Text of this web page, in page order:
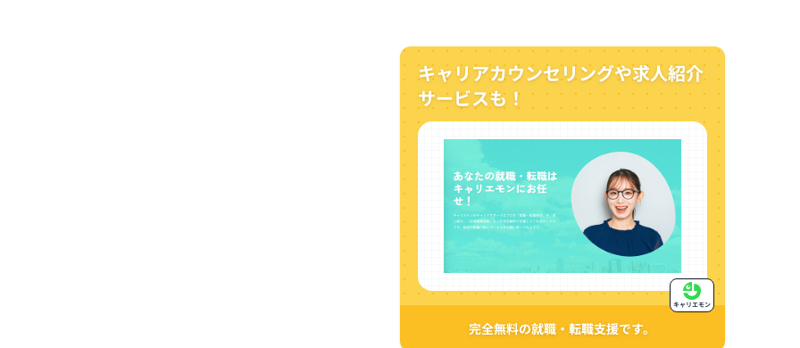
キャリアカウンセリングや求人紹介
サービスも！
完全無料の就職・転職支援です。
キャリエモン